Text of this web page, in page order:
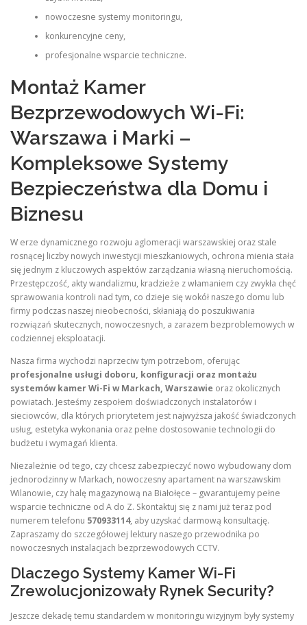
nowoczesne systemy monitoringu,
konkurencyjne ceny,
profesjonalne wsparcie techniczne.
Montaż Kamer
Bezprzewodowych Wi-Fi:
Warszawa i Marki –
Kompleksowe Systemy
Bezpieczeństwa dla Domu i
Biznesu
W erze dynamicznego rozwoju aglomeracji warszawskiej oraz stale
rosnącej liczby nowych inwestycji mieszkaniowych, ochrona mienia stała
się jednym z kluczowych aspektów zarządzania własną nieruchomością.
Przestępczość, akty wandalizmu, kradzieże z włamaniem czy zwykła chęć
sprawowania kontroli nad tym, co dzieje się wokół naszego domu lub
firmy podczas naszej nieobecności, skłaniają do poszukiwania
rozwiązań skutecznych, nowoczesnych, a zarazem bezproblemowych w
codziennej eksploatacji.
Nasza firma wychodzi naprzeciw tym potrzebom, oferując
profesjonalne usługi doboru, konfiguracji oraz montażu
systemów kamer Wi-Fi w Markach, Warszawie oraz okolicznych
powiatach. Jesteśmy zespołem doświadczonych instalatorów i
sieciowców, dla których priorytetem jest najwyższa jakość świadczonych
usług, estetyka wykonania oraz pełne dostosowanie technologii do
budżetu i wymagań klienta.
Niezależnie od tego, czy chcesz zabezpieczyć nowo wybudowany dom
jednorodzinny w Markach, nowoczesny apartament na warszawskim
Wilanowie, czy halę magazynową na Białołęce – gwarantujemy pełne
wsparcie techniczne od A do Z. Skontaktuj się z nami już teraz pod
numerem telefonu 570933114, aby uzyskać darmową konsultację.
Zapraszamy do szczegółowej lektury naszego przewodnika po
nowoczesnych instalacjach bezprzewodowych CCTV.
Dlaczego Systemy Kamer Wi-Fi
Zrewolucjonizowały Rynek Security?
Jeszcze dekadę temu standardem w monitoringu wizyjnym były systemy